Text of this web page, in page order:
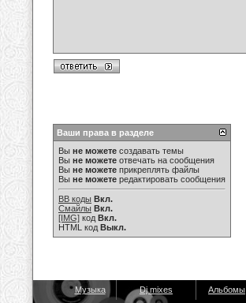
Ваши права в разделе
Вы не можете создавать темы
Вы не можете отвечать на сообщения
Вы не можете прикреплять файлы
Вы не можете редактировать сообщения
BB коды Вкл.
Смайлы Вкл.
[IMG] код Вкл.
HTML код Выкл.
Музыка Dj mixes Альбомы